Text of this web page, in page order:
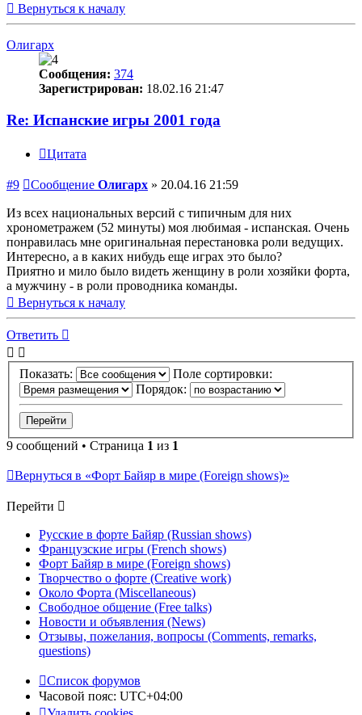
Вернуться к началу
Олигарх
Сообщения: 374
Зарегистрирован: 18.02.16 21:47
Re: Испанские игры 2001 года
Цитата
#9 Сообщение Олигарх » 20.04.16 21:59
Из всех национальных версий с типичным для них
хронометражем (52 минуты) моя любимая - испанская. Очень
понравилась мне оригинальная перестановка роли ведущих.
Интересно, а в каких нибудь еще играх это было?
Приятно и мило было видеть женщину в роли хозяйки форта,
а мужчину - в роли проводника команды.
Вернуться к началу
Ответить
Показать:
Поле сортировки:
Порядок:
9 сообщений • Страница 1 из 1
Вернуться в «Форт Байяр в мире (Foreign shows)»
Перейти
Русские в форте Байяр (Russian shows)
Французские игры (French shows)
Форт Байяр в мире (Foreign shows)
Творчество о форте (Creative work)
Около Форта (Miscellaneous)
Свободное общение (Free talks)
Новости и объявления (News)
Отзывы, пожелания, вопросы (Comments, remarks,
questions)
Список форумов
Часовой пояс: UTC+04:00